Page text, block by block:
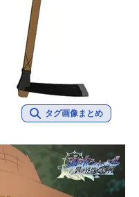
タグ画像まとめ